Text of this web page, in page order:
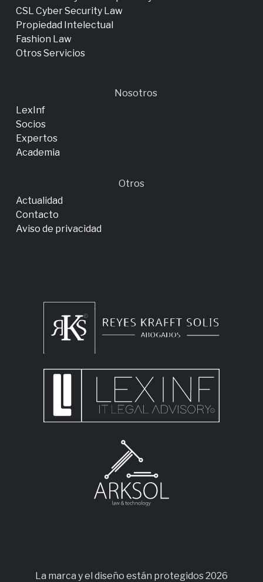
CSL Cyber Security Law
Propiedad Intelectual
Fashion Law
Otros Servicios
Nosotros
LexInf
Socios
Expertos
Academia
Otros
Actualidad
Contacto
Aviso de privacidad
La marca y el diseño están protegidos 2026